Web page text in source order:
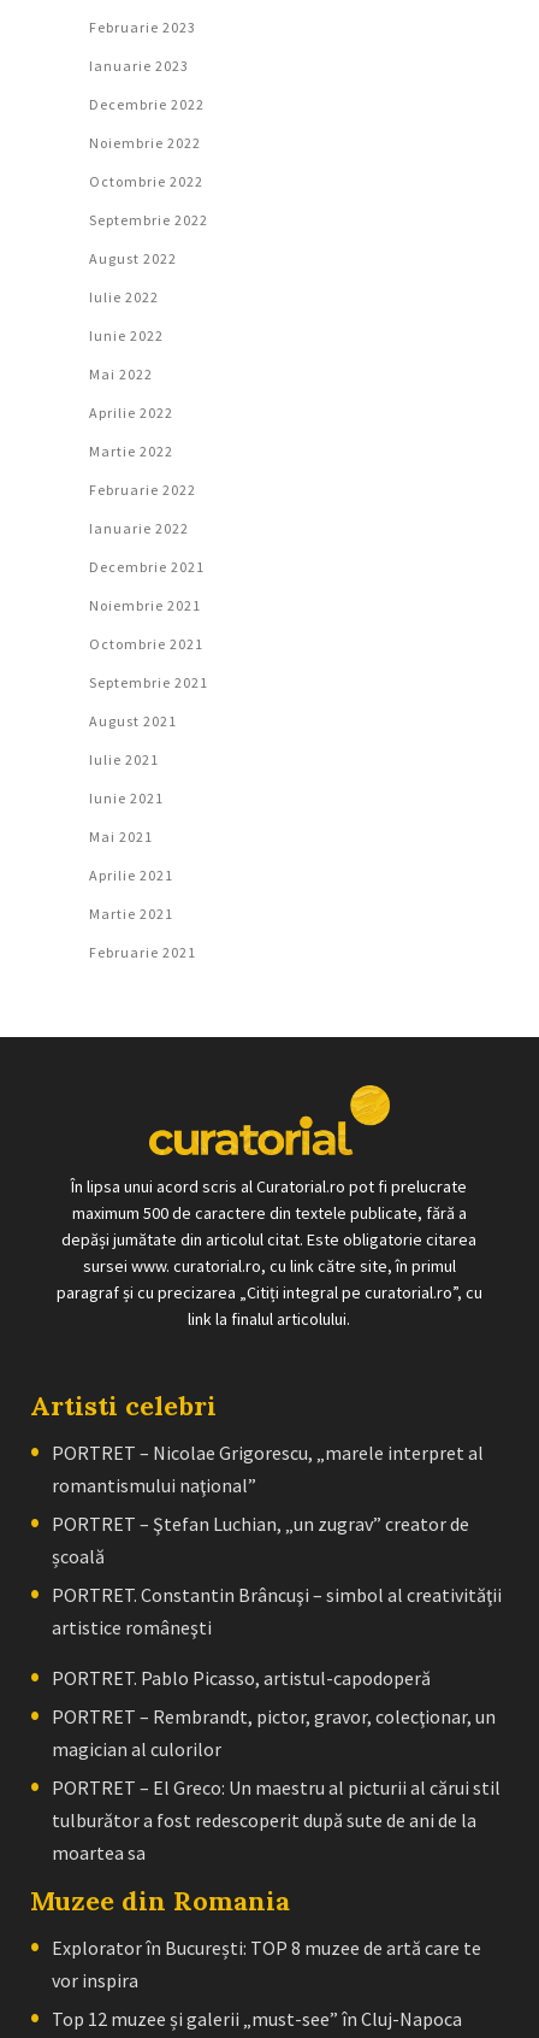
Februarie 2023
Ianuarie 2023
Decembrie 2022
Noiembrie 2022
Octombrie 2022
Septembrie 2022
August 2022
Iulie 2022
Iunie 2022
Mai 2022
Aprilie 2022
Martie 2022
Februarie 2022
Ianuarie 2022
Decembrie 2021
Noiembrie 2021
Octombrie 2021
Septembrie 2021
August 2021
Iulie 2021
Iunie 2021
Mai 2021
Aprilie 2021
Martie 2021
Februarie 2021
În lipsa unui acord scris al Curatorial.ro pot fi prelucrate
maximum 500 de caractere din textele publicate, fără a
depăși jumătate din articolul citat. Este obligatorie citarea
sursei www. curatorial.ro, cu link către site, în primul
paragraf și cu precizarea „Citiți integral pe curatorial.ro”, cu
link la finalul articolului.
Artisti celebri
PORTRET – Nicolae Grigorescu, „marele interpret al
romantismului naţional”
PORTRET – Ştefan Luchian, „un zugrav” creator de
școală
PORTRET. Constantin Brâncuşi – simbol al creativităţii
artistice româneşti
PORTRET. Pablo Picasso, artistul-capodoperă
PORTRET – Rembrandt, pictor, gravor, colecţionar, un
magician al culorilor
PORTRET – El Greco: Un maestru al picturii al cărui stil
tulburător a fost redescoperit după sute de ani de la
moartea sa
Muzee din Romania
Explorator în București: TOP 8 muzee de artă care te
vor inspira
Top 12 muzee și galerii „must-see” în Cluj-Napoca